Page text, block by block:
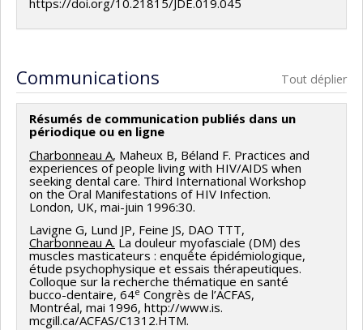
https://doi.org/10.21815/JDE.019.045
Communications Tout déplier
Résumés de communication publiés dans un
périodique ou en ligne
Charbonneau A, Maheux B, Béland F. Practices and
experiences of people living with HIV/AIDS when
seeking dental care. Third International Workshop
on the Oral Manifestations of HIV Infection.
London, UK, mai-juin 1996:30.
Lavigne G, Lund JP, Feine JS, DAO TTT,
Charbonneau A. La douleur myofasciale (DM) des
muscles masticateurs : enquête épidémiologique,
étude psychophysique et essais thérapeutiques.
Colloque sur la recherche thématique en santé
bucco-dentaire, 64e Congrès de l’ACFAS,
Montréal, mai 1996, http://www.is.
mcgill.ca/ACFAS/C1312.HTM.